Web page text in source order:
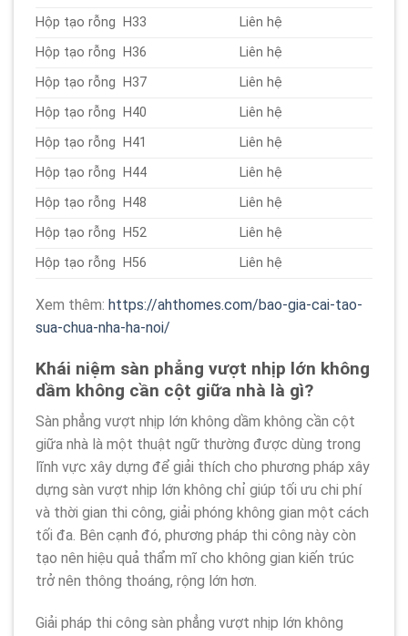
Hộp tạo rỗng H33
Liên hệ
Hộp tạo rỗng H36
Liên hệ
Hộp tạo rỗng H37
Liên hệ
Hộp tạo rỗng H40
Liên hệ
Hộp tạo rỗng H41
Liên hệ
Hộp tạo rỗng H44
Liên hệ
Hộp tạo rỗng H48
Liên hệ
Hộp tạo rỗng H52
Liên hệ
Hộp tạo rỗng H56
Liên hệ
Xem thêm: https://ahthomes.com/bao-gia-cai-tao-
sua-chua-nha-ha-noi/
Khái niệm sàn phẳng vượt nhịp lớn không
dầm không cần cột giữa nhà là gì?
Sàn phẳng vượt nhịp lớn không dầm không cần cột
giữa nhà là một thuật ngữ thường được dùng trong
lĩnh vực xây dựng để giải thích cho phương pháp xây
dựng sàn vượt nhịp lớn không chỉ giúp tối ưu chi phí
và thời gian thi công, giải phóng không gian một cách
tối đa. Bên cạnh đó, phương pháp thi công này còn
tạo nên hiệu quả thẩm mĩ cho không gian kiến trúc
trở nên thông thoáng, rộng lớn hơn.
Giải pháp thi công sàn phẳng vượt nhịp lớn không